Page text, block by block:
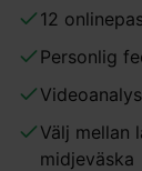
12
Personlig
Välj mellan
midjeväska